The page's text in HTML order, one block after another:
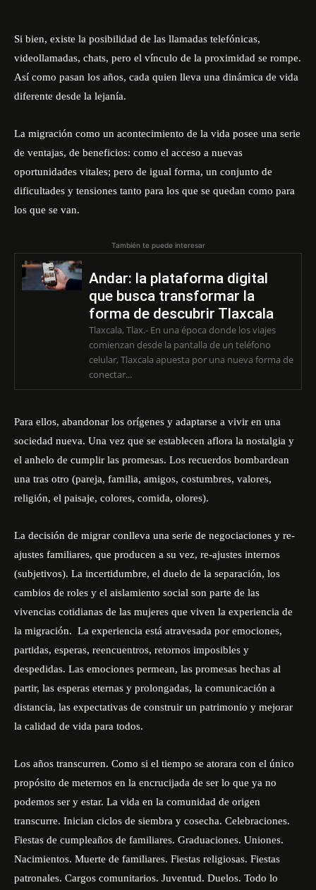
Si bien, existe la posibilidad de las llamadas telefónicas,
videollamadas, chats, pero el vínculo de la proximidad se rompe.
Así como pasan los años, cada quien lleva una dinámica de vida
diferente desde la lejanía.
La migración como un acontecimiento de la vida posee una serie
de ventajas, de beneficios: como el acceso a nuevas
oportunidades vitales; pero de igual forma, un conjunto de
dificultades y tensiones tanto para los que se quedan como para
los que se van.
También te puede interesar
Andar: la plataforma digital
que busca transformar la
forma de descubrir Tlaxcala
Tlaxcala, Tlax.- En una época donde los viajes
comienzan desde la pantalla de un teléfono
celular, Tlaxcala apuesta por una nueva forma de
conectar...
Para ellos, abandonar los orígenes y adaptarse a vivir en una
sociedad nueva. Una vez que se establecen aflora la nostalgia y
el anhelo de cumplir las promesas. Los recuerdos bombardean
una tras otro (pareja, familia, amigos, costumbres, valores,
religión, el paisaje, colores, comida, olores).
La decisión de migrar conlleva una serie de negociaciones y re-
ajustes familiares, que producen a su vez, re-ajustes internos
(subjetivos). La incertidumbre, el duelo de la separación, los
cambios de roles y el aislamiento social son parte de las
vivencias cotidianas de las mujeres que viven la experiencia de
la migración. La experiencia está atravesada por emociones,
partidas, esperas, reencuentros, retornos imposibles y
despedidas. Las emociones permean, las promesas hechas al
partir, las esperas eternas y prolongadas, la comunicación a
distancia, las expectativas de construir un patrimonio y mejorar
la calidad de vida para todos.
Los años transcurren. Como si el tiempo se atorara con el único
propósito de meternos en la encrucijada de ser lo que ya no
podemos ser y estar. La vida en la comunidad de origen
transcurre. Inician ciclos de siembra y cosecha. Celebraciones.
Fiestas de cumpleaños de familiares. Graduaciones. Uniones.
Nacimientos. Muerte de familiares. Fiestas religiosas. Fiestas
patronales. Cargos comunitarios. Juventud. Duelos. Todo lo